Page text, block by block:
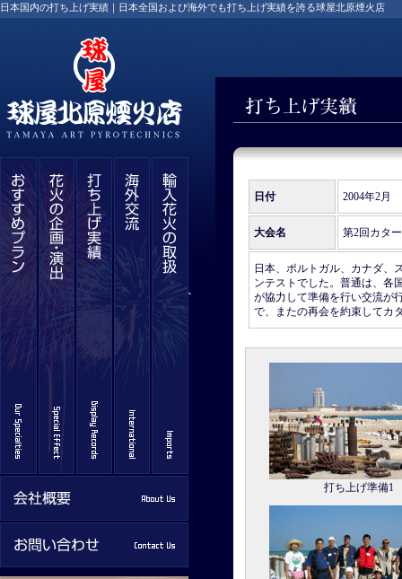
日本国内の打ち上げ実績｜日本全国および海外でも打ち上げ実績を誇る球屋北原煙火店
日付 2004年2月
大会名 第2回カタ
日本、ポルトガル、カナダ、
ンテストでした。普通は、各
が協力して準備を行い交流が
で、またの再会を約束してカ
打ち上げ準備1